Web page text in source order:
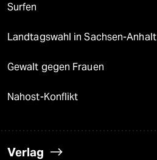
Surfen
Landtagswahl in Sachsen-Anhalt
Gewalt gegen Frauen
Nahost-Konflikt
Verlag